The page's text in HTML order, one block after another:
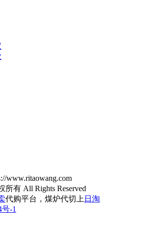
www.ritaowang.com
所有 All Rights Reserved
代购平台，煤炉代切上 日淘
-1